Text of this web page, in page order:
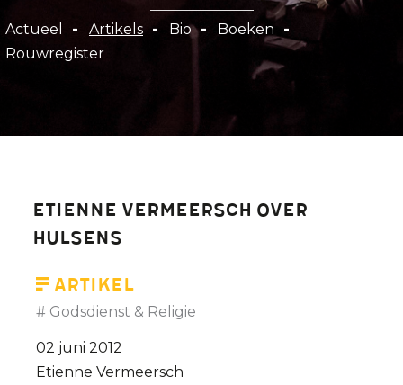
Hoofdnavigatie
Actueel Artikels Bio
Boeken
Rouwregister
Etienne Vermeersch over
Hulsens
Artikel
Godsdienst & Religie
02 juni 2012
Etienne Vermeersch